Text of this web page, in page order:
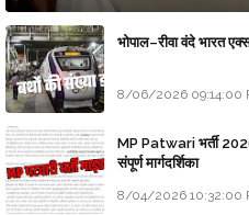
भोपाल–रीवा वंदे भारत
8/06/2026 09:14:00
MP Patwari भर्ती
संपूर्ण मार्गदर्शिका
8/04/2026 10:32:00